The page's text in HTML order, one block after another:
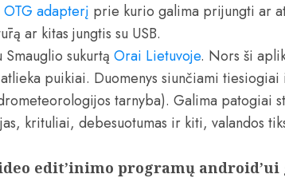
OTG adapterį prie kurio galima prijungti ar
ar kitas jungtis su USB.
sukurtą Orai Lietuvoje. Nors ši
puikiai. Duomenys siunčiami
tarnyba). Galima patogiai
krituliai, debesuotumas ir kiti, valandos
edit’inimo programų